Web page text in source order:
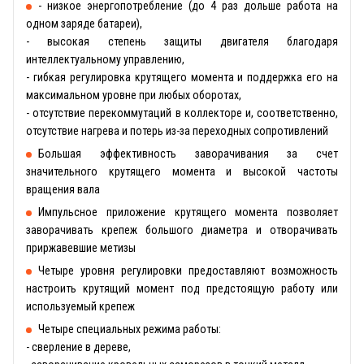
- низкое энергопотребление (до 4 раз дольше работа на
одном заряде батареи),
- высокая степень защиты двигателя благодаря
интеллектуальному управлению,
- гибкая регулировка крутящего момента и поддержка его на
максимальном уровне при любых оборотах,
- отсутствие перекоммутаций в коллекторе и, соответственно,
отсутствие нагрева и потерь из-за переходных сопротивлений
Большая эффективность заворачивания за счет
значительного крутящего момента и высокой частоты
вращения вала
Импульсное приложение крутящего момента позволяет
заворачивать крепеж большого диаметра и отворачивать
приржавевшие метизы
Четыре уровня регулировки предоставляют возможность
настроить крутящий момент под предстоящую работу или
используемый крепеж
Четыре специальных режима работы:
- сверление в дереве,